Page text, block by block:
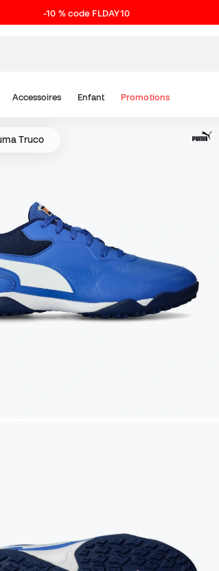
-10 % code FLDAY10
Accessoires Enfant Promotions
Truco